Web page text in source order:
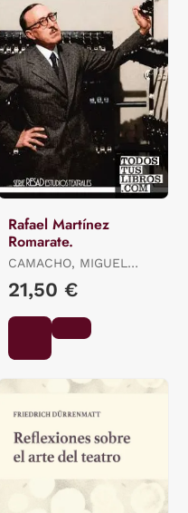
Rafael Martínez
Romarate.
CAMACHO, MIGUEL
21,50 €